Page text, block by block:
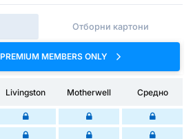
Отборни картони
MEMBERS ONLY
Livingston Motherwell Средно